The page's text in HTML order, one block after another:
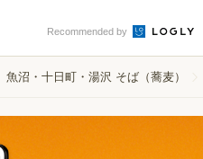
Recommended by
魚沼・十日町・湯沢 そば（蕎麦）